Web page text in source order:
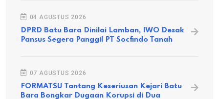
04 AGUSTUS 2026
DPRD Batu Bara Dinilai Lamban, IWO Desak
Pansus Segera Panggil PT Socfindo Tanah
07 AGUSTUS 2026
FORMATSU Tantang Keseriusan Kejari Batu
Bara Bongkar Dugaan Korupsi di Dua